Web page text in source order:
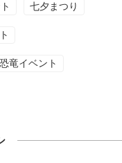
七夕まつり
恐竜イベント